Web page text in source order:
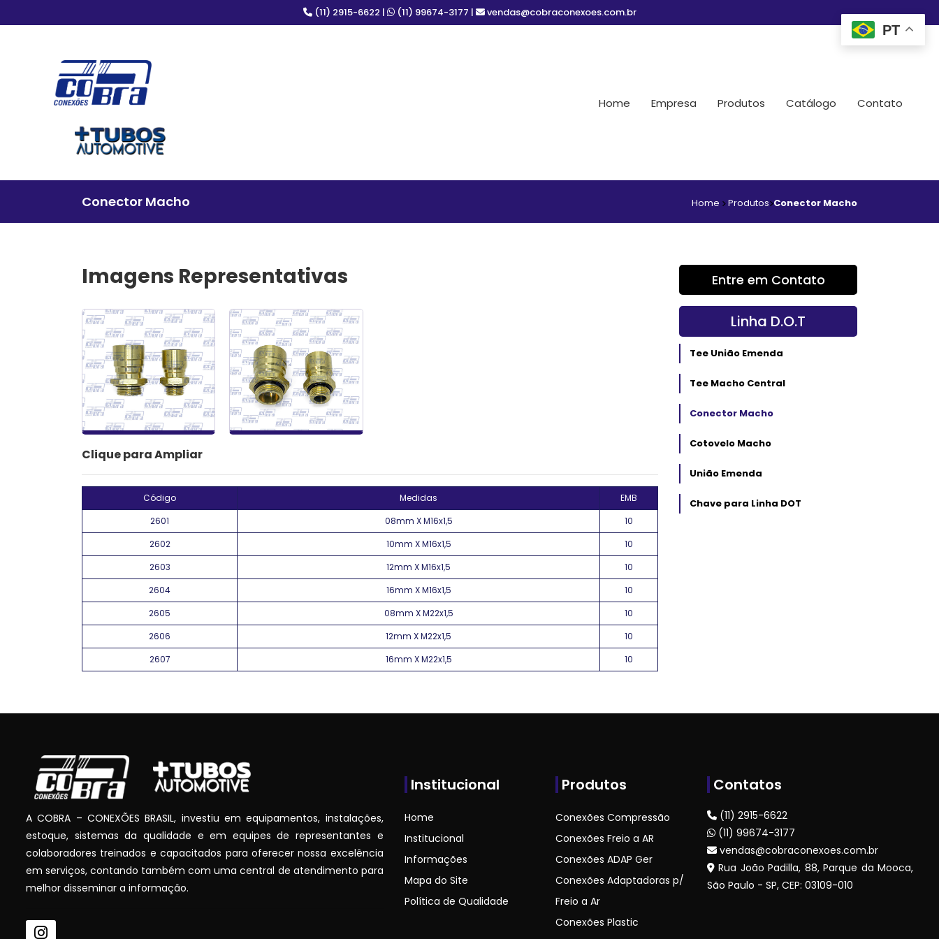
PT
(11) 2915-6622 | (11) 99674-3177 | vendas@cobraconexoes.com.br
Home Empresa Produtos Catálogo Contato
Conector Macho Home Produtos Conector Macho
Imagens Representativas
Clique para Ampliar
Código Medidas
EMB
2601
08mm X M16x1,5
10
2602
10mm X M16x1,5
10
2603
12mm X M16x1,5
10
2604
16mm X M16x1,5
10
2605
08mm X M22x1,5
10
2606
12mm X M22x1,5
10
2607
16mm X M22x1,5 10
Entre em Contato
Linha D.O.T
Tee União Emenda
Tee Macho Central
Conector Macho
Cotovelo Macho
União Emenda
Chave para Linha DOT
A COBRA – CONEXÕES BRASIL, investiu em equipamentos, instalações,
estoque, sistemas da qualidade e em equipes de representantes e
colaboradores treinados e capacitados para oferecer nossa excelência
em serviços, contando também com uma central de atendimento para
melhor disseminar a informação.
Institucional
Home
Institucional
Informações
Mapa do Site
Política de Qualidade
Produtos
Conexões Compressão
Conexões Freio a AR
Conexões ADAP Ger
Conexões Adaptadoras p/
Freio a Ar
Conexões Plastic
Contatos
(11) 2915-6622
(11) 99674-3177
vendas@cobraconexoes.com.br
Rua João Padilla, 88, Parque da Mooca,
São Paulo - SP, CEP: 03109-010